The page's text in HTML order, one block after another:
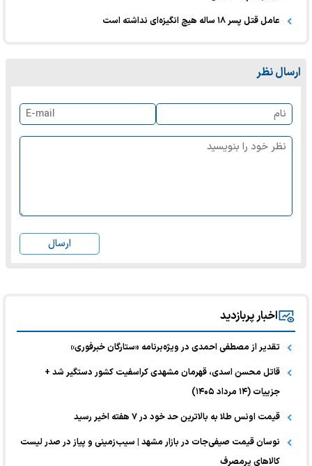
عامل قتل پسر ۱۸ ساله هیچ انگیزه‌ای نداشته است
ارسال نظر
ارسال
اخبار پربازدید
تقدیر از مصطفی احمدی در ویژه‌برنامه «ستارگان خبرفوری»
قاتل محسن اسدی، قهرمان مشهدی کراسفیت کشور دستگیر شد +
جزییات (۱۴ مرداد ۱۴۰۵)
قیمت اونس طلا به بالاترین حد خود در ۷ هفته اخیر رسید
نوسان قیمت صیفی‌جات در بازار مشهد | سیب‌زمینی و پیاز در صدر لیست
کالا‌های پرمصرف